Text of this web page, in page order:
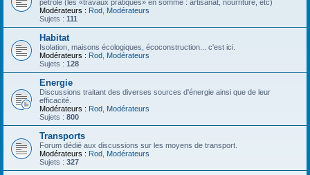
pétrole (les «travaux pratiques» en somme : artisanat, nourriture, etc)
Modérateurs : Rod Modérateurs
Sujets : 111
Habitat
Isolation, maisons écologiques, écoconstruction... c'est ici.
Modérateurs : Rod Modérateurs
Sujets : 128
Energie
Discussions traitant des diverses sources d'énergie ainsi que de leur
efficacité.
Modérateurs : Rod Modérateurs
Sujets : 800
Transports
Forum dédié aux discussions sur les moyens de transport.
Modérateurs : Rod Modérateurs
Sujets : 327